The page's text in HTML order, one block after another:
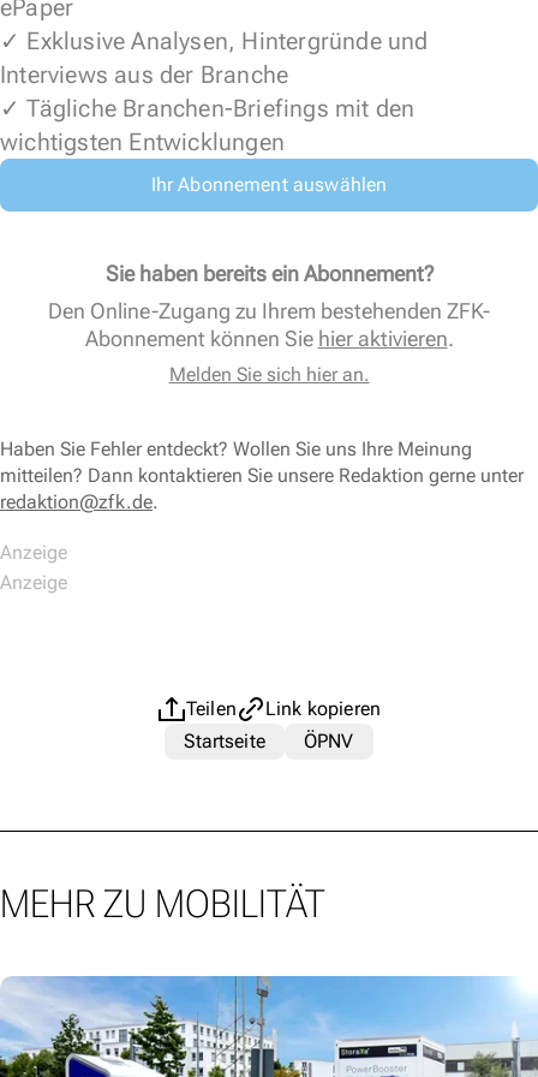
ePaper
✓ Exklusive Analysen, Hintergründe und
Interviews aus der Branche
✓ Tägliche Branchen-Briefings mit den
wichtigsten Entwicklungen
Ihr Abonnement auswählen
Sie haben bereits ein Abonnement?
Den Online-Zugang zu Ihrem bestehenden ZFK-
Abonnement können Sie hier aktivieren.
Melden Sie sich hier an.
Haben Sie Fehler entdeckt? Wollen Sie uns Ihre Meinung
mitteilen? Dann kontaktieren Sie unsere Redaktion gerne unter
redaktion@zfk.de.
Teilen
Link kopieren
Startseite
ÖPNV
MEHR ZU MOBILITÄT